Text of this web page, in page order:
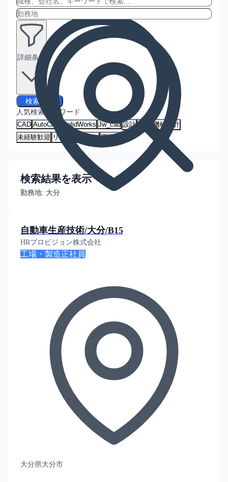
詳細条件
検索する
人気検索キーワード
CAD AutoCAD SolidWorks Jw_cad 設計
機械設計
未経験歓迎 リモートワーク 正社員
検索結果を表示
勤務地: 大分
自動車生産技術/大分/B15
HRプロビジョン株式会社
工場・製造正社員
大分県大分市